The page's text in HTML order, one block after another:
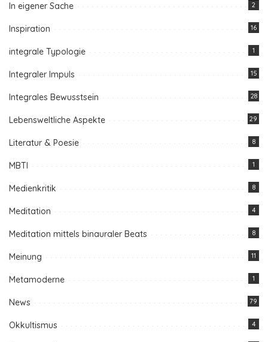
In eigener Sache 2
Inspiration 16
integrale Typologie 1
Integraler Impuls 15
Integrales Bewusstsein 28
Lebensweltliche Aspekte 29
Literatur & Poesie 8
MBTI 1
Medienkritik 8
Meditation 4
Meditation mittels binauraler Beats 8
Meinung 11
Metamoderne 1
News 79
Okkultismus 4